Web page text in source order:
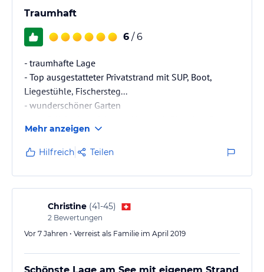
Traumhaft
6 / 6
- traumhafte Lage
- Top ausgestatteter Privatstrand mit SUP, Boot,
Liegestühle, Fischersteg...
- wunderschöner Garten
schöne Sitzplätze und Balkon
- bequeme Betten
- perfekte Gastgeber! Herzlicher Empfang! Sehr
hilfsbereit!
Kurz einfach Top & sehr empfehlenswert!
Vielen Dank für die schöne Woche!
Mehr anzeigen
Hilfreich Teilen
Christine (41-45)
2 Bewertungen
Vor 7 Jahren • Verreist als Familie im April 2019